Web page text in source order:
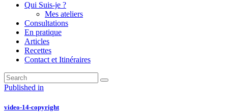
Qui Suis-je ?
Mes ateliers
Consultations
En pratique
Articles
Recettes
Contact et Itinéraires
Navigation
de
Published in
video-14-copyright